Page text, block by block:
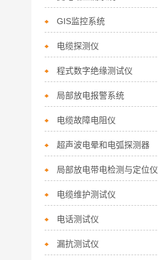
GIS监控系统
电缆探测仪
程式数字绝缘测试仪
局部放电报警系统
电缆故障电阻仪
超声波电晕和电弧探测器
局部放电带电检测与定位仪
电缆维护测试仪
电话测试仪
漏抗测试仪